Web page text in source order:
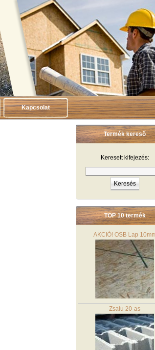
Kapcsolat
Termék kereső
Keresett kifejezés:
TOP 10 termék
AKCIÓ! OSB Lap
Zsalu 20-as